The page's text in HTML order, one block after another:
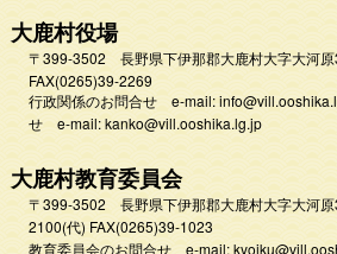
大鹿村役場
〒399-3502 長野県下伊那郡大鹿村大字大河
FAX(0265)39-2269
行政関係のお問合せ e-mail:
せ e-mail:kanko@vill.ooshika.lg.jp
大鹿村教育委員会
〒399-3502 長野県下伊那郡大鹿村大字大河
2100(代) FAX(0265)39-1023
教育委員会のお問合せ e-mail: